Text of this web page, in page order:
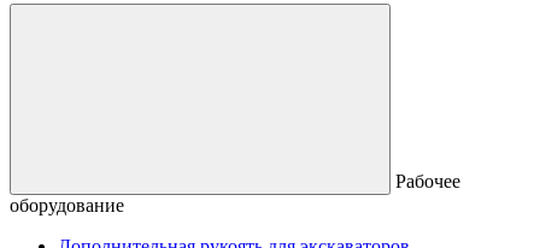
Рабочее
оборудование